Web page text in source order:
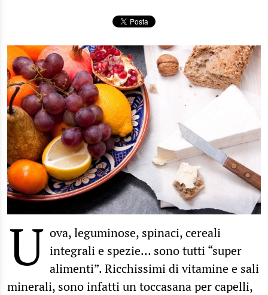
U ova, leguminose, spinaci, cereali
integrali e spezie… sono tutti “super
alimenti”. Ricchissimi di vitamine e sali
minerali, sono infatti un toccasana per capelli,